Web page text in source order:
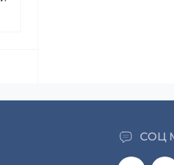
СОЦ